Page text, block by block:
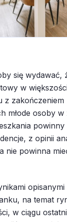
się wydawać,
w
z
młode osoby w
z opinii
nie powinna
na temat
w ciągu